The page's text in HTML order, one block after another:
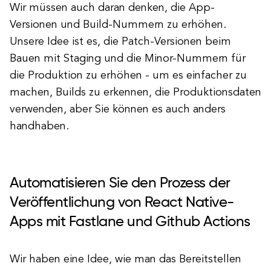
Wir müssen auch daran denken, die App-
Versionen und Build-Nummern zu erhöhen.
Unsere Idee ist es, die Patch-Versionen beim
Bauen mit Staging und die Minor-Nummern für
die Produktion zu erhöhen - um es einfacher zu
machen, Builds zu erkennen, die Produktionsdaten
verwenden, aber Sie können es auch anders
handhaben.
Automatisieren Sie den Prozess der
Veröffentlichung von React Native-
Apps mit Fastlane und Github Actions
Wir haben eine Idee, wie man das Bereitstellen